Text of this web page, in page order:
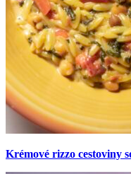
Krémové rizzo cestoviny